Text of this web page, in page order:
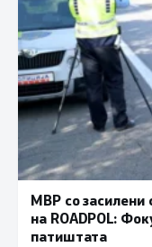
МВР со засилени
на ROADPOL:
патиштата